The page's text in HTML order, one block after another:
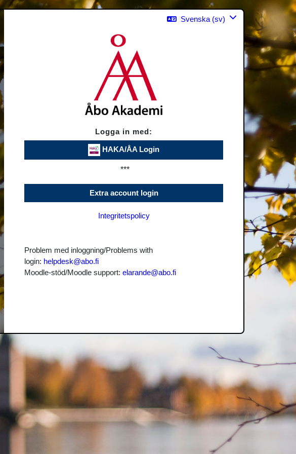
Svenska ‎(sv)‎
Logga in med:
HAKA/ÅA Login
***
Extra account login
Integritetspolicy
Problem med inloggning/Problems with
login: helpdesk@abo.fi
Moodle-stöd/Moodle support: elarande@abo.fi